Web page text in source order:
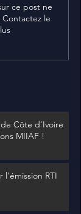
ce post ne
le
Côte d'Ivoire
MIIAF !
l'émission RTI